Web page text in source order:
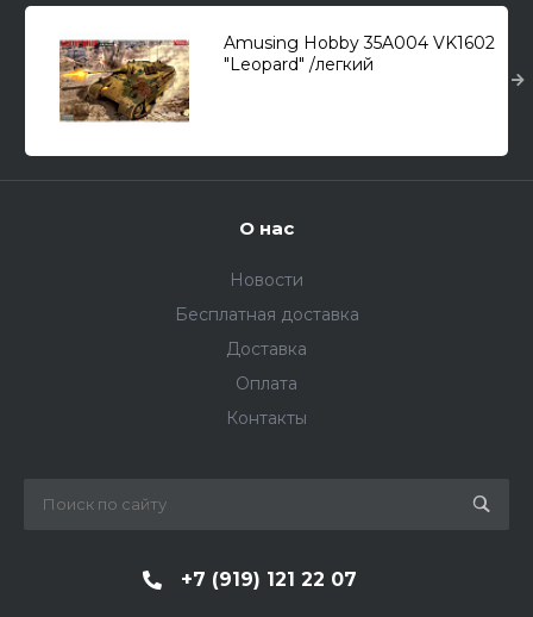
Amusing Hobby 35A004 VK1602
"Leopard" /легкий
О нас
Новости
Бесплатная доставка
Доставка
Оплата
Контакты
+7 (919) 121 22 07